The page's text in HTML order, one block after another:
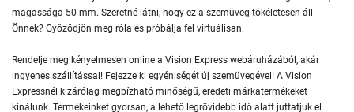
magassága 50 mm. Szeretné látni, hogy ez a szemüveg tökéletesen áll
Önnek? Győződjön meg róla és próbálja fel virtuálisan.
Rendelje meg kényelmesen online a Vision Express webáruházából, akár
ingyenes szállítással! Fejezze ki egyéniségét új szemüvegével! A Vision
Expressnél kizárólag megbízható minőségű, eredeti márkatermékeket
kínálunk. Termékeinket gyorsan, a lehető legrövidebb idő alatt juttatjuk el